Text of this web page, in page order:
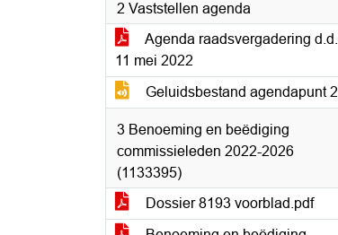
2 Vaststellen agenda
Agenda raadsvergadering d.d.
11 mei 2022
Geluidsbestand agendapunt 2
3 Benoeming en beëdiging
commissieleden 2022-2026
(1133395)
Dossier 8193 voorblad.pdf